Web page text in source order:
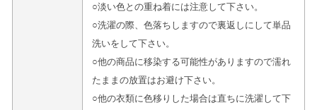
○淡い色との重ね着には注意して下さい。
○洗濯の際、色落ちしますので裏返しにして単品
洗いをして下さい。
○他の商品に移染する可能性がありますので濡れ
たままの放置はお避け下さい。
○他の衣類に色移りした場合は直ちに洗濯して下